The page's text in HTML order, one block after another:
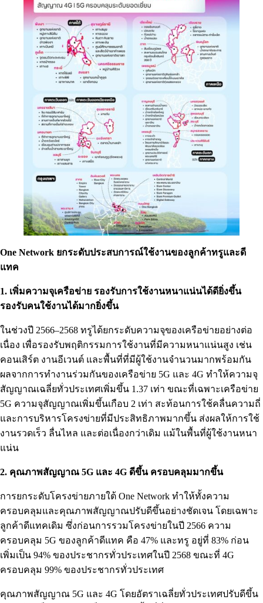
One Network ยกระดับประสบการณ์ใช้งานของลูกค้าทรูและดี
แทค
1. เพิ่มความจุเครือข่าย รองรับการใช้งานหนาแน่นได้ดียิ่งขึ้น
รองรับคนใช้งานได้มากยิ่งขึ้น
ในช่วงปี 2566–2568 ทรูได้ยกระดับความจุของเครือข่ายอย่างต่อ
เนื่อง เพื่อรองรับพฤติกรรมการใช้งานที่มีความหนาแน่นสูง เช่น
คอนเสิร์ต งานอีเวนต์ และพื้นที่ที่มีผู้ใช้งานจำนวนมากพร้อมกัน
ผลจากการทำงานร่วมกันของเครือข่าย 5G และ 4G ทำให้ความจุ
สัญญาณเฉลี่ยทั่วประเทศเพิ่มขึ้น 1.37 เท่า ขณะที่เฉพาะเครือข่าย
5G ความจุสัญญาณเพิ่มขึ้นเกือบ 2 เท่า สะท้อนการใช้คลื่นความถี่
และการบริหารโครงข่ายที่มีประสิทธิภาพมากขึ้น ส่งผลให้การใช้
งานรวดเร็ว ลื่นไหล และต่อเนื่องกว่าเดิม แม้ในพื้นที่ผู้ใช้งานหนา
แน่น
2. คุณภาพสัญญาณ 5G และ 4G ดีขึ้น ครอบคลุมมากขึ้น
การยกระดับโครงข่ายภายใต้ One Network ทำให้ทั้งความ
ครอบคลุมและคุณภาพสัญญาณปรับดีขึ้นอย่างชัดเจน โดยเฉพาะ
ลูกค้าดีแทคเดิม ซึ่งก่อนการรวมโครงข่ายในปี 2566 ความ
ครอบคลุม 5G ของลูกค้าดีแทค คือ 47% และทรู อยู่ที่ 83% ก่อน
เพิ่มเป็น 94% ของประชากรทั่วประเทศในปี 2568 ขณะที่ 4G
ครอบคลุม 99% ของประชากรทั่วประเทศ
คุณภาพสัญญาณ 5G และ 4G โดยอัตราเฉลี่ยทั่วประเทศปรับดีขึ้น